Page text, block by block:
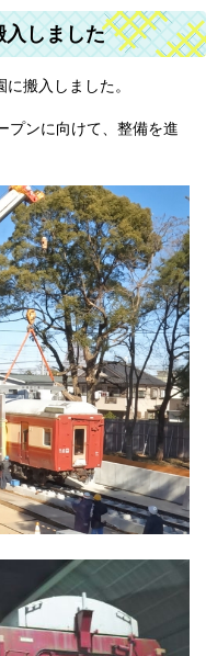
入しました
搬入しました。
プンに向けて、整備を進